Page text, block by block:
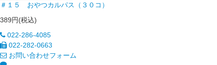
＃１５ おやつカルパス（３０コ）
389円(税込)
022-286-4085
022-282-0663
お問い合わせフォーム